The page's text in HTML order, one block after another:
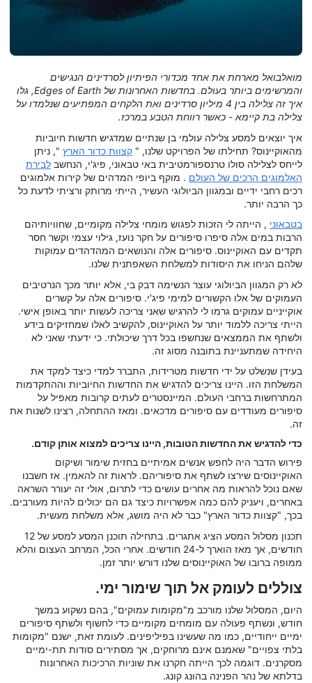
מואלבואל מארחת את אחד מכדורי הפיתיון לסרדינים הנגישים
והמרשימים ביותר בעולם. בחדשות האחרונות של Edges of Earth, גלו
איך זה צלילה בין 4 מיליון סרדינים ואת הלקחים המפתיעים שנלמדו על
צלילה בת קיימא - כאשר רווחת הטבע במרכז.
איך יוצאים למסע צלילה עולמי בן שנתיים שמדגיש חדשות חיוביות
מהאוקיינוס? תחילתו של הפרויקט שלנו, " קצוות כדור הארץ ", ניתן
לייחס לצלילה סולו טרנספורמטיבית באי טבאוני, פיג'י, הנחשב לבירת
האלמוגים הרכים של העולם . מוקף ביופי המדהים של קירות אלמוגים
רכים רחבי ידיים ובמגוון הביולוגי העשיר, הייתי מרותק ורציתי לדעת כל
כך הרבה יותר.
בטבאוני , הייתה לי הזכות לפגוש מומחי צלילה מקומיים, שחוויותיהם
הרבות במים אלה סיפרו סיפורים על חקר נועז, גילוי עצמי וקשר חסר
תקדים עם האוקיינוס. סיפורים אלה והנושאים המהדהדים עמוקות
שלהם הניחו את היסודות למשלחת השאפתנית שלנו.
לא רק המגוון הביולוגי עוצר הנשימה דבק בי, אלא יותר מכך הנרטיבים
העמוקים של אלו הקשורים למימי פיג'י. סיפורים אלה על קשרים
אוקייניים עמוקים גרמו לי להרגיש שאני צריכה לעשות יותר באופן אישי.
הייתי צריכה ללמוד יותר על האוקיינוס, להקשיב לאלו שמחזיקים בידע
ולשתף את הממצאים שנחשפו בכל דרך שיכולתי. כי ידעתי שאני לא
היחידה שמתעניינת בתובנה מסוג זה.
בעידן שנשלט על ידי חדשות מטרידות, התברר למדי כיצד למקד את
המשלחת הזו. היינו צריכים להדגיש את החדשות החיוביות וההתקדמות
המתרחשות ברחבי העולם. המיינסטרים לעתים קרובות מאפיל על
סיפורים מעודדים עם סיפורים מדכאים. ומאז ההתחלה, רצינו לשנות את
זה.
כדי להדגיש את החדשות הטובות, היינו צריכים למצוא אותן קודם.
פירוש הדבר היה לחפש אנשים אמיתיים בחזית שימור ושיקום
האוקיינוסים שירצו לשתף את סיפוריהם. לראות זה להאמין. אז חשבנו
שאם נוכל להראות מה אחרים עושים כדי לתרום, אולי זה יעורר השראה
באחרים, ויעניק להם כמה אפשרויות כיצד גם הם יכולים להיות מעורבים.
בכך, "קצוות כדור הארץ" כבר לא היה מושג, אלא משלחת מעשית.
תכנון מסלול המסע הציג אתגרים. בתחילה תוכנן המסע למסע של 12
חודשים, אך מאז הוארך ל-24 חודשים. אחרי הכל, המרחב העצום והלא
ממופה ברובו של האוקיינוסים שלנו דורש יותר זמן.
צוללים לעומק אל תוך שימור ימי.
היום, המסלול שלנו מורכב מ"מקומות עמוקים", בהם נשקוע במשך
חודש, ונשתף פעולה עם מומחים מקומיים כדי לחשוף ולשתף סיפורים
ימיים ייחודיים, כמו מה שעשינו בפיליפינים. לעומת זאת, ישנם "מקומות
בלתי צפויים" שאמנם אינם מרוחקים, אך מסתירים סודות תת-ימיים
מסקרנים. דוגמה לכך הייתה חקרנו את שוניות הרכיכות האחרונות
בדלתא של נהר הפנינה בהונג קונג.